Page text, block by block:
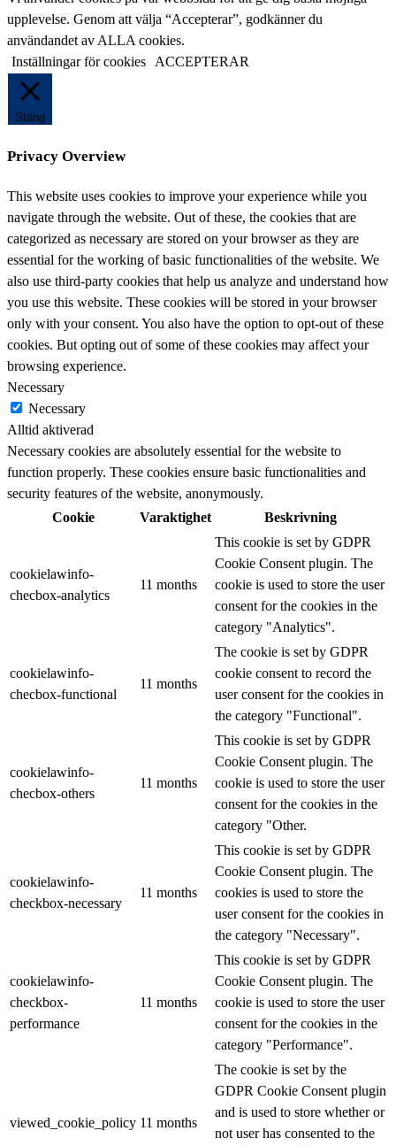
denna
webbplats
upplevelse. Genom att välja “Accepterar”, godkänner du
användandet av ALLA cookies.
Inställningar för cookies
ACCEPTERAR
Stäng
Privacy Overview
This website uses cookies to improve your experience while you
navigate through the website. Out of these, the cookies that are
categorized as necessary are stored on your browser as they are
essential for the working of basic functionalities of the website. We
also use third-party cookies that help us analyze and understand how
you use this website. These cookies will be stored in your browser
only with your consent. You also have the option to opt-out of these
cookies. But opting out of some of these cookies may affect your
browsing experience.
Necessary
Necessary
Alltid aktiverad
Necessary cookies are absolutely essential for the website to
function properly. These cookies ensure basic functionalities and
security features of the website, anonymously.
Cookie
Varaktighet Beskrivning
cookielawinfo-
checbox-analytics
11 months
This cookie is set by GDPR
Cookie Consent plugin. The
cookie is used to store the user
consent for the cookies in the
category "Analytics".
cookielawinfo-
checbox-functional
11 months
The cookie is set by GDPR
cookie consent to record the
user consent for the cookies in
the category "Functional".
cookielawinfo-
checbox-others
11 months
This cookie is set by GDPR
Cookie Consent plugin. The
cookie is used to store the user
consent for the cookies in the
category "Other.
cookielawinfo-
checkbox-necessary
11 months
This cookie is set by GDPR
Cookie Consent plugin. The
cookies is used to store the
user consent for the cookies in
the category "Necessary".
cookielawinfo-
checkbox-
performance
11 months
This cookie is set by GDPR
Cookie Consent plugin. The
cookie is used to store the user
consent for the cookies in the
category "Performance".
viewed_cookie_policy 11 months
The cookie is set by the
GDPR Cookie Consent plugin
and is used to store whether or
not user has consented to the